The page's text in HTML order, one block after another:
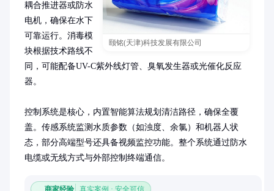
颐铭(天津)科技发展有限公司
耦合推进器或防水
电机，确保在水下
可靠运行。消毒模
块根据技术路线不
同，可能配备UV-C紫外线灯管、臭氧发生器或光催化反应
器。
控制系统是核心，内置智能算法规划清洁路径，确保全覆
盖。传感系统监测水质参数（如浊度、余氯）和机器人状
态，部分高端型号还具备视频监控功能。整个系统通过防水
电缆或无线方式与外部控制终端通信。
商家经验 真实案例 · 安全可信